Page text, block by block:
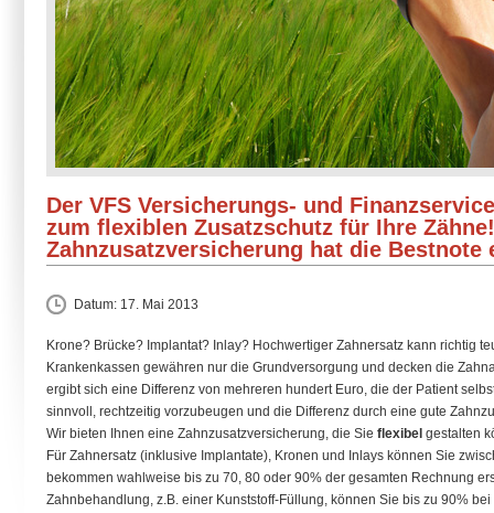
Der VFS Versicherungs- und
zum flexiblen Zusatzschutz für Ihre
Zahnzusatzversicherung hat die Bestnote
Datum: 17. Mai 2013
Krone? Brücke? Implantat? Inlay? Hochwertiger Zahnersatz kann richtig
Krankenkassen gewähren nur die Grundversorgung und decken die
ergibt sich eine Differenz von mehreren hundert Euro, die der Patient
sinnvoll, rechtzeitig vorzubeugen und die Differenz durch eine gute
Wir bieten Ihnen eine Zahnzusatzversicherung, die Sie flexibel gestalten
Für Zahnersatz (inklusive Implantate), Kronen und Inlays können Sie
bekommen wahlweise bis zu 70, 80 oder 90% der gesamten Rechnung
Zahnbehandlung, z.B. einer Kunststoff-Füllung, können Sie bis zu 90%